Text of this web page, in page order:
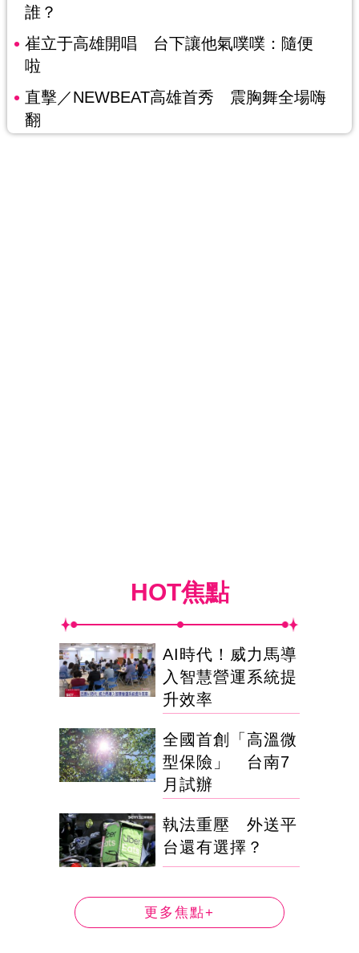
誰？
崔立于高雄開唱 台下讓他氣噗噗：隨便
啦
直擊／NEWBEAT高雄首秀 震胸舞全場嗨
翻
HOT焦點
AI時代！威力馬導
入智慧營運系統提
升效率
全國首創「高溫微
型保險」 台南7
月試辦
執法重壓 外送平
台還有選擇？
更多焦點+